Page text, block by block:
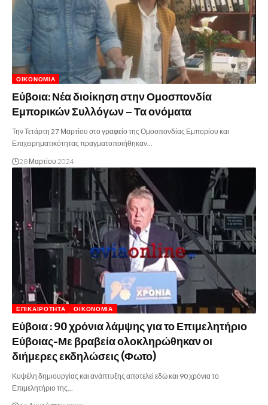
ΟΙΚΟΝΟΜΊΑ
Εύβοια: Νέα διοίκηση στην Ομοσπονδία
Εμπορικών Συλλόγων – Τα ονόματα
Την Τετάρτη 27 Μαρτίου στο γραφείο της Ομοσπονδίας Εμπορίου και
Επιχειρηματικότητας πραγματοποιήθηκαν…
28 Μαρτίου 2024
ΕΠΙΚΑΙΡΌΤΗΤΑ ΟΙΚΟΝΟΜΊΑ
Εύβοια : 90 χρόνια λάμψης για το Επιμελητήριο
Εύβοιας-Με βραβεία ολοκληρώθηκαν οι
διήμερες εκδηλώσεις (Φωτο)
Κυψέλη δημιουργίας και ανάπτυξης αποτελεί εδώ και 90 χρόνια το
Επιμελητήριο της…